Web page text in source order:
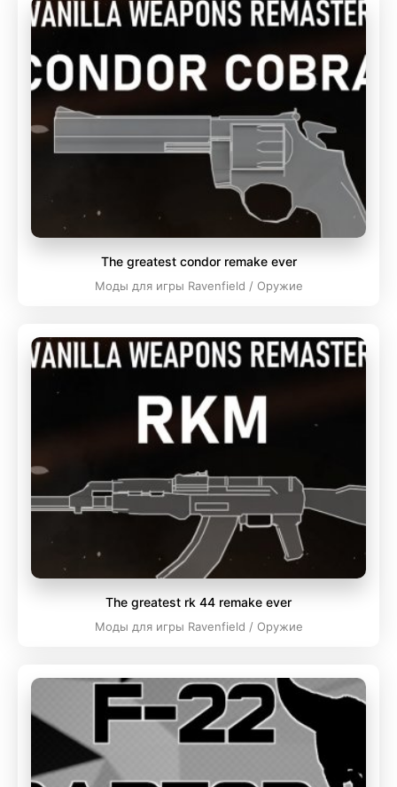
The greatest condor remake ever
Моды для игры Ravenfield / Оружие
The greatest rk 44 remake ever
Моды для игры Ravenfield / Оружие